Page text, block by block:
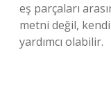
eş parçaları
metni değil, kendi
yardımcı olabilir.